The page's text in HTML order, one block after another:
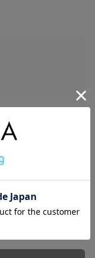
。）は、河淳株
ます。）が提供
定めに従い入会
利用に関わる一
、本規約のほ